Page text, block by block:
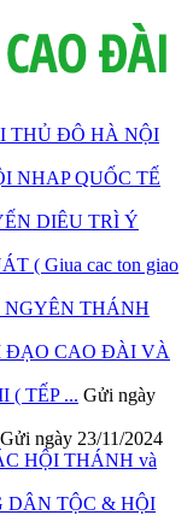
THỦ ĐÔ HÀ NỘI
NHAP QUỐC TẾ
DIÊU TRÌ Ý
( Giua cac ton giao
THÁNH
ĐẠO CAO ĐÀI VÀ
( TẾP ... Gửi ngày
Gửi ngày 23/11/2024
HỘI THÁNH và
DÂN TỘC & HỘI